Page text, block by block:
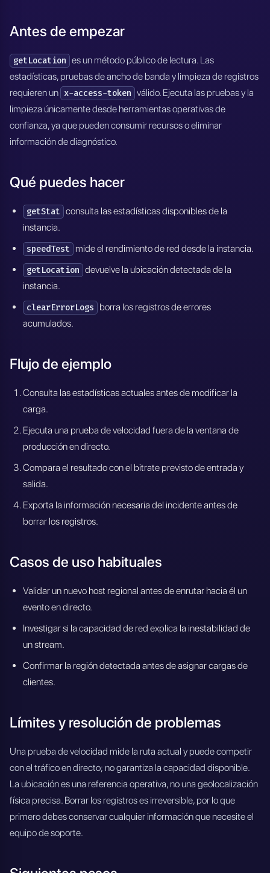
Antes de empezar
getLocation es un método público de lectura. Las
estadísticas, pruebas de ancho de banda y limpieza de registros
requieren un x-access-token válido. Ejecuta las pruebas y la
limpieza únicamente desde herramientas operativas de
confianza, ya que pueden consumir recursos o eliminar
información de diagnóstico.
Qué puedes hacer
getStat consulta las estadísticas disponibles de la
instancia.
speedTest mide el rendimiento de red desde la instancia.
getLocation devuelve la ubicación detectada de la
instancia.
clearErrorLogs borra los registros de errores
acumulados.
Flujo de ejemplo
Consulta las estadísticas actuales antes de modificar la
carga.
Ejecuta una prueba de velocidad fuera de la ventana de
producción en directo.
Compara el resultado con el bitrate previsto de entrada y
salida.
Exporta la información necesaria del incidente antes de
borrar los registros.
Casos de uso habituales
Validar un nuevo host regional antes de enrutar hacia él un
evento en directo.
Investigar si la capacidad de red explica la inestabilidad de
un stream.
Confirmar la región detectada antes de asignar cargas de
clientes.
Límites y resolución de problemas
Una prueba de velocidad mide la ruta actual y puede competir
con el tráfico en directo; no garantiza la capacidad disponible.
La ubicación es una referencia operativa, no una geolocalización
física precisa. Borrar los registros es irreversible, por lo que
primero debes conservar cualquier información que necesite el
equipo de soporte.